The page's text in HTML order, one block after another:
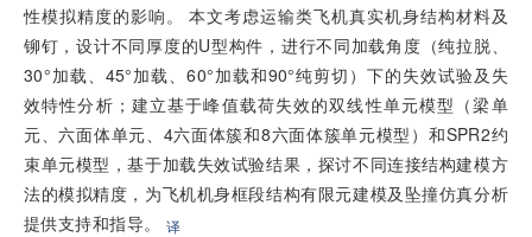
性模拟精度的影响。 本文考虑运输类飞机真实机身结构材料及
铆钉，设计不同厚度的U型构件，进行不同加载角度（纯拉脱、
30°加载、45°加载、60°加载和90°纯剪切）下的失效试验及失
效特性分析；建立基于峰值载荷失效的双线性单元模型（梁单
元、六面体单元、4六面体簇和8六面体簇单元模型）和SPR2约
束单元模型，基于加载失效试验结果，探讨不同连接结构建模方
法的模拟精度，为飞机机身框段结构有限元建模及坠撞仿真分析
提供支持和指导。
译